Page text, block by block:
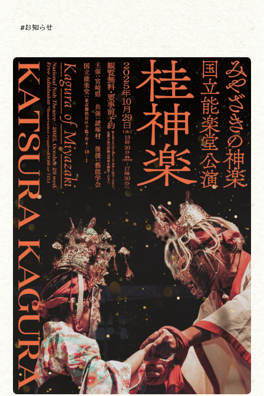
#お知らせ
遊ぶ
作る
食べる
泊まる
買う
観る
やま学校
開花情報
紅葉情報
お問い合わせ
諸塚村観光協会について
プライバシーポリシー
諸塚村観光協会
宮崎県東臼杵郡諸塚村家代3068しいたけの館21内
TEL: 0982-65-0178